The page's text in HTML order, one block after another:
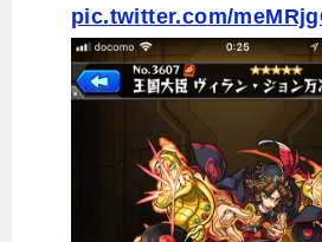
pic.twitter.com/